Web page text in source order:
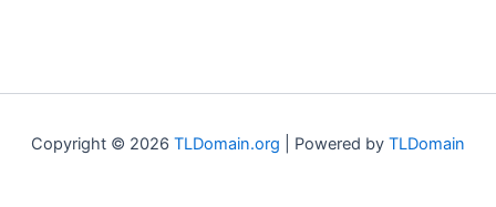
Copyright © 2026 TLDomain.org | Powered by TLDomain